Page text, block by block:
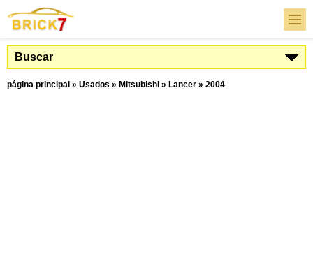
Buscar
página principal » Usados » Mitsubishi » Lancer » 2004